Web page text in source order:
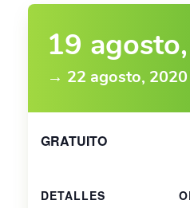
19
→ 22 agosto, 2020
GRATUITO
DETALLES